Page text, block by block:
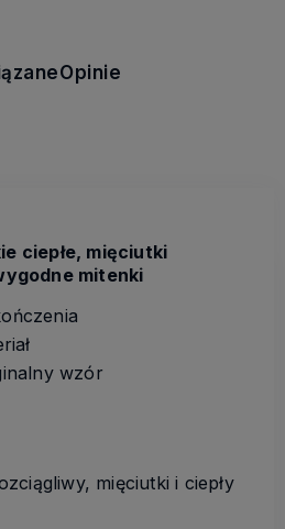
Opinie
ciepłe, mięciutki
mitenki
wzór
mięciutki i ciepły